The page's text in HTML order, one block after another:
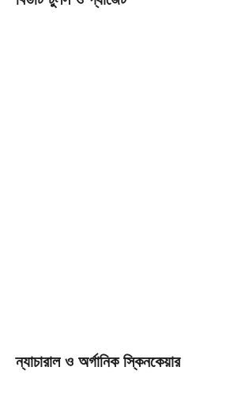
ন্যাচারাল ও অর্গানিক স্কিনকেয়ার